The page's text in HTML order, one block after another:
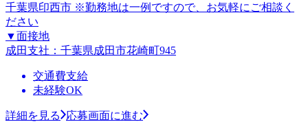
千葉県印西市 ※勤務地は一例ですので、お気軽にご相談く
ださい
▼面接地
成田支社：千葉県成田市花崎町945
交通費支給
未経験OK
詳細を見る
応募画面に進む